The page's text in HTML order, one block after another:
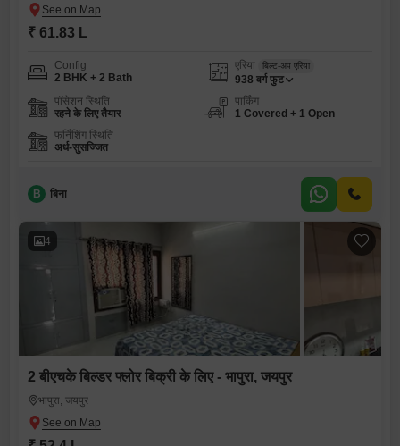
₹ 61.83 L
Config
2 BHK + 2 Bath
एरिया बिल्ट-अप एरिया
938 वर्ग फुट
पॉसेशन स्थिति
रहने के लिए तैयार
पार्किंग
1 Covered + 1 Open
फर्निशिंग स्थिति
अर्ध-सुसज्जित
B बिना
4
2 बीएचके बिल्डर फ्लोर बिक्री के लिए - भापुरा, जयपुर
भापुरा, जयपुर